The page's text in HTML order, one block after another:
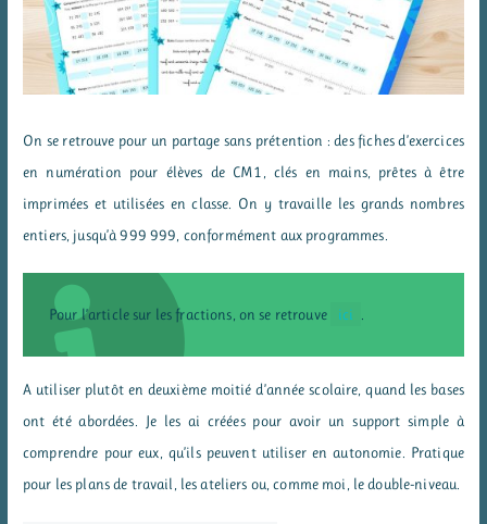
On se retrouve pour un partage sans prétention : des fiches d’exercices
en numération pour élèves de CM1, clés en mains, prêtes à être
imprimées et utilisées en classe. On y travaille les grands nombres
entiers, jusqu’à 999 999, conformément aux programmes.
Pour l’article sur les fractions, on se retrouve ici
A utiliser plutôt en deuxième moitié d’année scolaire, quand les bases
ont été abordées. Je les ai créées pour avoir un support simple à
comprendre pour eux, qu’ils peuvent utiliser en autonomie. Pratique
pour les plans de travail, les ateliers ou, comme moi, le double-niveau.